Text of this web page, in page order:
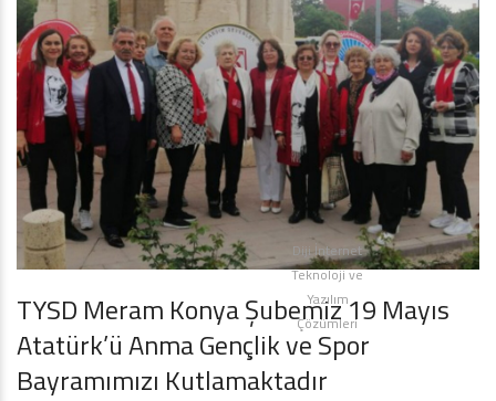
TYSD Meram Konya Şubemiz 19 Mayıs
Atatürk’ü Anma Gençlik ve Spor
Bayramımızı Kutlamaktadır
Diji İnternet
Teknoloji ve
Yazılım
Çözümleri